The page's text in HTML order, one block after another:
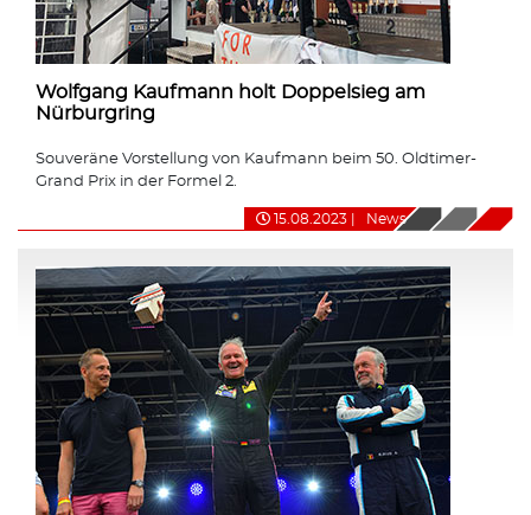
Wolfgang Kaufmann holt Doppelsieg am
Nürburgring
Souveräne Vorstellung von Kaufmann beim 50. Oldtimer-
Grand Prix in der Formel 2.
15.08.2023 News